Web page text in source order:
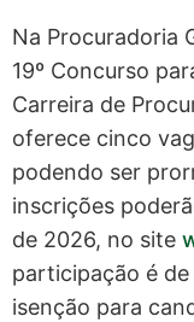
Na Procuradoria
19º Concurso
Carreira de
oferece cinco
podendo ser
inscrições
de 2026, no site
participação é
isenção para